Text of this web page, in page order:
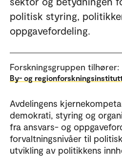
politisk styring,
oppgavefordeling.
Forskningsgruppen tilhører:
By- og
Avdelingens
demokrati, styring og
fra ansvars- og
forvaltningsnivåer til
utvikling av politikkens